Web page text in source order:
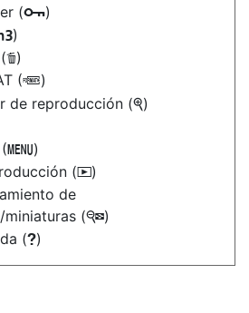
(g)
)
O)
(Q)
de reproducción (X)
G)
(K)
de
(W)
(Q)